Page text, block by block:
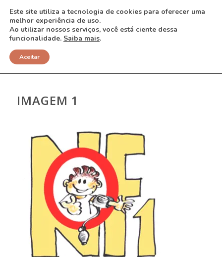
NOTÍCIAS
IMAGEM 1
Este site utiliza a tecnologia de cookies para oferecer uma
melhor experiência de uso.
Ao utilizar nossos serviços, você está ciente dessa
funcionalidade. Saiba mais.
Aceitar